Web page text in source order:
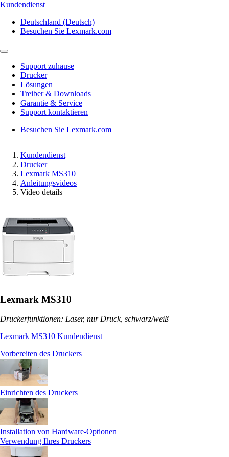
Kundendienst
Deutschland (Deutsch)
Besuchen Sie Lexmark.com
Support zuhause
Drucker
Lösungen
Treiber & Downloads
Garantie & Service
Support kontaktieren
Besuchen Sie Lexmark.com
Kundendienst
Drucker
Lexmark MS310
Anleitungsvideos
Video details
Lexmark MS310
Druckerfunktionen: Laser, nur Druck, schwarz/weiß
Lexmark MS310 Kundendienst
Vorbereiten des Druckers
Einrichten des Druckers
Installation von Hardware-Optionen
Verwendung Ihres Druckers